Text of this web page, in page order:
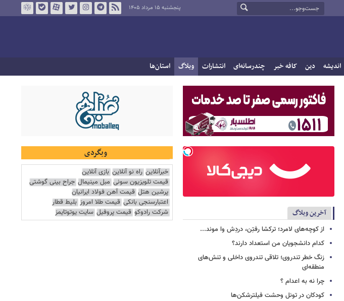
پنجشنبه ۱۵ مرداد ۱۴۰۵
اندیشه دین کافه خبر چندرسانه‌ای انتشارات وبلاگ استان‌ها
آخرین وبلاگ
از کوچه‌های لامرد؛ ترکشا رفتِن، دردِش وا موند...
کدام دانشجویان من استعداد دارند؟
زنگ خطر تندروی؛ تلاقی تندروی داخلی و تنش‌های
منطقه‌ای
چرا نه به اعدام ؟
کودکان در تونل وحشت فیلترشکن‌ها
وبگردی
خبرآنلاین راه نو آنلاین بازی آنلاین
قیمت تلویزیون سونی مبل مینیمال جراح بینی گوشتی
پرشین هتل قیمت آهن فولاد ایرانیان
اعتبارسنجی بانکی قیمت طلا امروز بلیط قطار
شرکت رادوکو قیمت پروفیل سایت یوتوتایمز